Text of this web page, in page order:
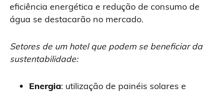
eficiência energética e redução de consumo de
água se destacarão no mercado.
Setores de um hotel que podem se beneficiar da
sustentabilidade:
Energia: utilização de painéis solares e